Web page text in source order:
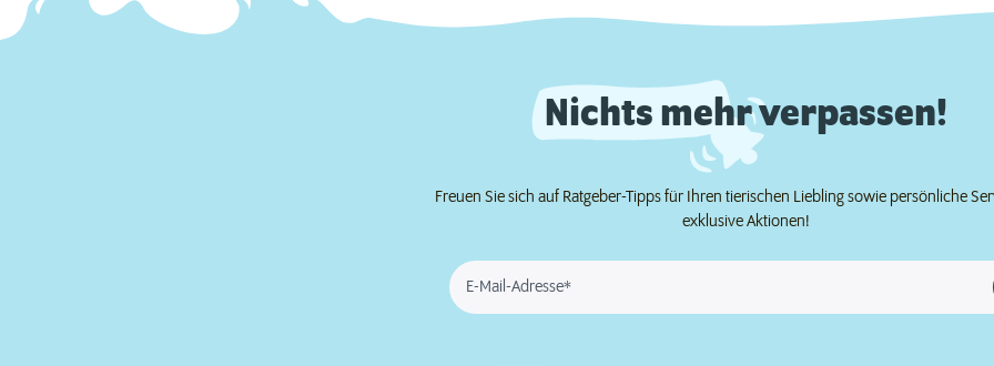
Nichts mehr verpassen!
Freuen Sie sich auf Ratgeber-Tipps für Ihren tierischen Liebling sowie persönliche
exklusive Aktionen!
E-Mail-Adresse*